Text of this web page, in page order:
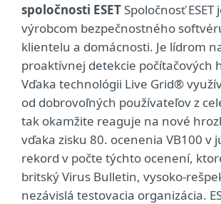
spoločnosti ESET Spoločnosť
výrobcom bezpečnostného
klientelu a domácnosti. Je lídrom
proaktívnej detekcie počítačových
Vďaka technológii Live Grid®
od dobrovoľných používateľov z
tak okamžite reaguje na nové
vďaka zisku 80. ocenenia VB100 v
rekord v počte týchto ocenení,
britský Virus Bulletin, vysoko-
nezávislá testovacia organizácia.